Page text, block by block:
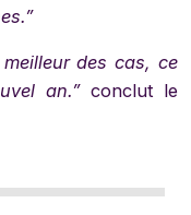
des cas, ce
an.”conclut le